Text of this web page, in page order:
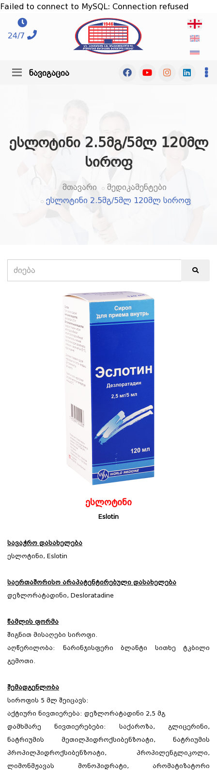
Failed to connect to MySQL: Connection refused
24/7
ნავიგაცია
ესლოტინი 2.5მგ/5მლ 120მლ
სიროფ
მთავარი
მედიკამენტები
ესლოტინი 2.5მგ/5მლ 120მლ სიროფ
ესლოტინი
Eslotin
სავაჭრო დასახელება
ესლოტინი, Eslotin
საერთაშორისო არაპატენტირებული დასახელება
დეზლორატადინი, Desloratadine
წამლის ფორმა
შიგნით მისაღები სიროფი.
აღწერილობა: ნარინჯისფერი ბლანტი სითხე ტკბილი
გემოთი.
შემადგენლობა
სიროფის 5 მლ შეიცავს:
აქტიური ნივთიერება: დეზლორატადინი 2,5 მგ
დამხმარე ნივთიერებები: საქაროზა, გლიცერინი,
ნატრიუმის მეთილჰიდროქსიბენზოატი, ნატრიუმის
პროპილჰიდროქსიბენზოატი, პროპილენგლიკოლი,
ლიმონმჟავას მონოჰიდრატი, არომატიზატორი